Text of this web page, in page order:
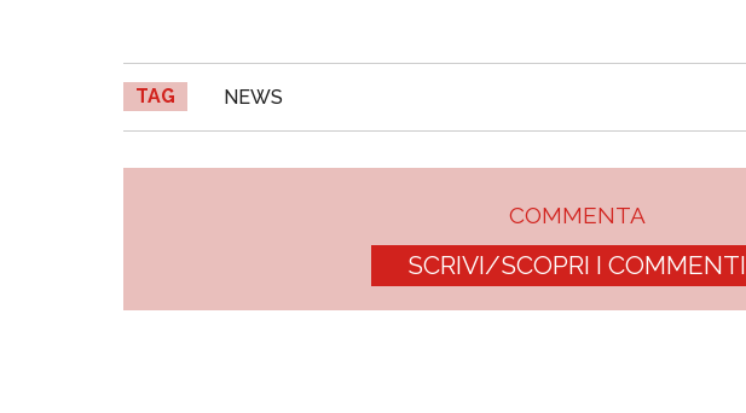
TAG NEWS
COMMENTA
SCRIVI/SCOPRI I COMMENTI